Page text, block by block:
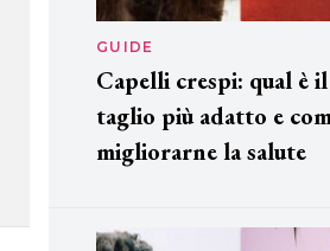
GUIDE
Capelli crespi: qual è il
taglio più adatto e
migliorarne la salute